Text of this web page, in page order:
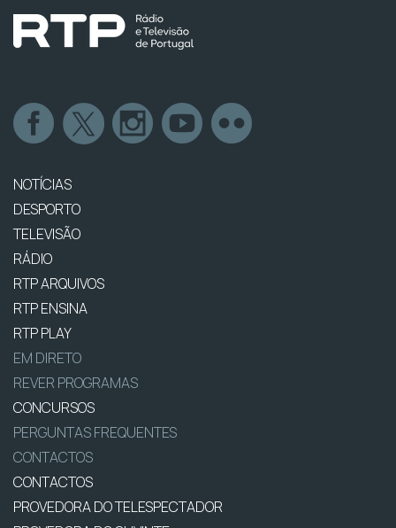
NOTÍCIAS
DESPORTO
TELEVISÃO
RÁDIO
RTP ARQUIVOS
RTP ENSINA
RTP PLAY
EM DIRETO
REVER PROGRAMAS
CONCURSOS
PERGUNTAS FREQUENTES
CONTACTOS
CONTACTOS
PROVEDORA DO TELESPECTADOR